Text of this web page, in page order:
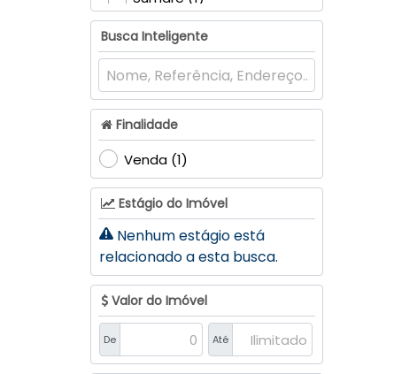
Busca Inteligente
Finalidade
Venda (1)
Estágio do Imóvel
Nenhum estágio está
relacionado a esta busca.
Valor do Imóvel
De Até